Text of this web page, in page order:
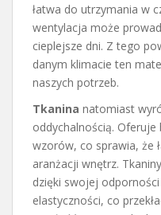
łatwa do utrzymania w
wentylacja może
cieplejsze dni. Z tego
danym klimacie ten
naszych potrzeb.
Tkanina natomiast
oddychalnością.
wzorów, co sprawia, że
aranżacji wnętrz.
dzięki swojej
elastyczności, co